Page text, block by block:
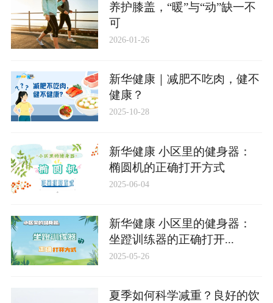
养护膝盖，“暖”与“动”缺一不
可
2026-01-26
新华健康｜减肥不吃肉，健不
健康？
2025-10-28
新华健康 小区里的健身器：
椭圆机的正确打开方式
2025-06-04
新华健康 小区里的健身器：
坐蹬训练器的正确打开...
2025-05-26
夏季如何科学减重？良好的饮